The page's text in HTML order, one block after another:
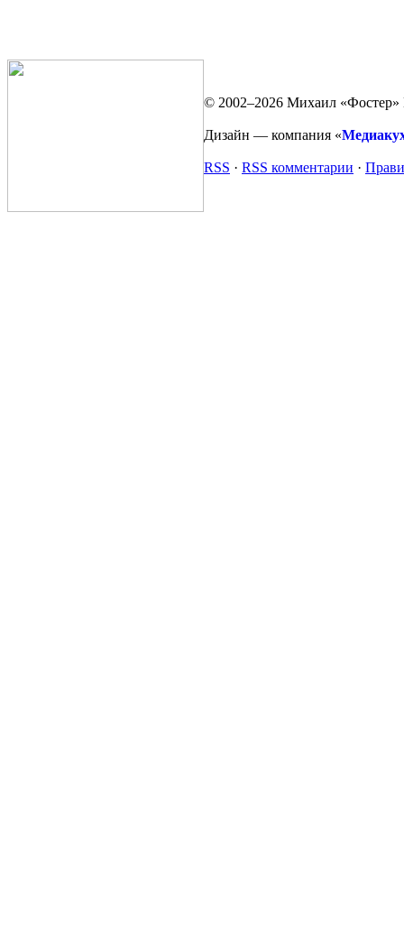
© 2002–2026 Михаил «Фостер»
Дизайн — компания «
RSS · RSS комментарии ·